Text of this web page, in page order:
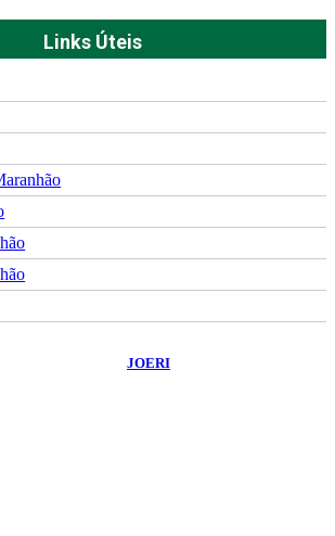
Links Úteis
JOERI